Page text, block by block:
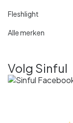
Fleshlight
Alle merken
Volg Sinful